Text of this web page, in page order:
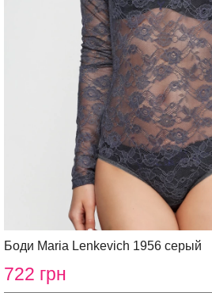
Боди Maria Lenkeviсh 1956 серый
722 грн